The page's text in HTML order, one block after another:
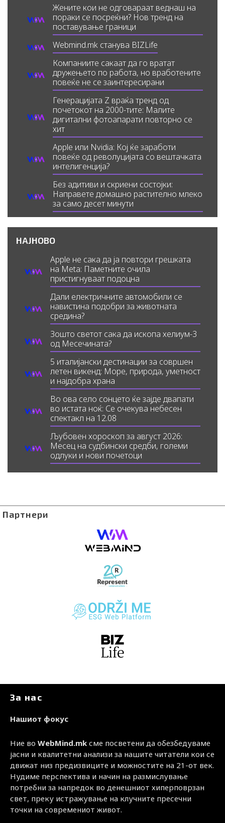
Жените кои не одговараат веднаш на
пораки се посреќни? Нов тренд на
поставување граници
Webmind.mk станува BIZLife
Компаниите сакаат да го вратат
дружењето по работа, но вработените
повеќе не се заинтересирани
Генерацијата Z враќа тренд од
почетокот на 2000-тите: Малите
дигитални фотоапарати повторно се
хит
Apple или Nvidia: Кој ќе заработи
повеќе од револуцијата со вештачката
интелигенција?
Без адитиви и скриени состојки:
Направете домашно растително млеко
за само десет минути
НАЈНОВО
Apple не сака да ја повтори грешката
на Meta: Паметните очила
пристигнуваат подоцна
Дали електричните автомобили се
навистина подобри за животната
средина?
Зошто светот сака да ископа хелиум-3
од Месечината?
5 италијански дестинации за совршен
летен викенд: Море, природа, уметност
и најдобра храна
Во ова село сонцето ќе зајде двапати
во истата ноќ: Се очекува небесен
спектакл на 12.08
Љубовен хороскоп за август 2026:
Месец на судбински средби, големи
одлуки и нови почетоци
Партнери
За нас
Нашиот фокус
Ние во WebMind.mk сме посветени да обезбедуваме
јасни и квалитетни анализи за нашите читатели кои се
движат низ предизвиците и можностите на 21-от век.
Нудиме перспектива и начин на размислување
потребни за напредок во денешниот хиперповрзан
свет, преку истражување на клучните пресечни
точки на современиот живот.